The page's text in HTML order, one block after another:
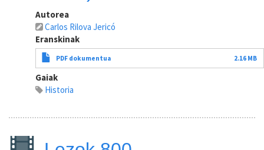
Autorea
Carlos Rilova Jericó
Eranskinak
PDF dokumentua 2.16 MB
Gaiak
Historia